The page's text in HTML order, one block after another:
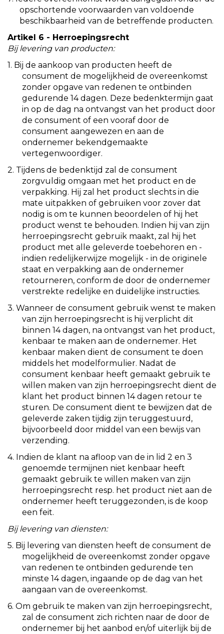
opschortende voorwaarden van voldoende
beschikbaarheid van de betreffende producten.
Artikel 6 - Herroepingsrecht
Bij levering van producten:
1. Bij de aankoop van producten heeft de
consument de mogelijkheid de overeenkomst
zonder opgave van redenen te ontbinden
gedurende 14 dagen. Deze bedenktermijn gaat
in op de dag na ontvangst van het product door
de consument of een vooraf door de
consument aangewezen en aan de
ondernemer bekendgemaakte
vertegenwoordiger.
2. Tijdens de bedenktijd zal de consument
zorgvuldig omgaan met het product en de
verpakking. Hij zal het product slechts in die
mate uitpakken of gebruiken voor zover dat
nodig is om te kunnen beoordelen of hij het
product wenst te behouden. Indien hij van zijn
herroepingsrecht gebruik maakt, zal hij het
product met alle geleverde toebehoren en -
indien redelijkerwijze mogelijk - in de originele
staat en verpakking aan de ondernemer
retourneren, conform de door de ondernemer
verstrekte redelijke en duidelijke instructies.
3. Wanneer de consument gebruik wenst te maken
van zijn herroepingsrecht is hij verplicht dit
binnen 14 dagen, na ontvangst van het product,
kenbaar te maken aan de ondernemer. Het
kenbaar maken dient de consument te doen
middels het modelformulier. Nadat de
consument kenbaar heeft gemaakt gebruik te
willen maken van zijn herroepingsrecht dient de
klant het product binnen 14 dagen retour te
sturen. De consument dient te bewijzen dat de
geleverde zaken tijdig zijn teruggestuurd,
bijvoorbeeld door middel van een bewijs van
verzending.
4. Indien de klant na afloop van de in lid 2 en 3
genoemde termijnen niet kenbaar heeft
gemaakt gebruik te willen maken van zijn
herroepingsrecht resp. het product niet aan de
ondernemer heeft teruggezonden, is de koop
een feit.
Bij levering van diensten:
5. Bij levering van diensten heeft de consument de
mogelijkheid de overeenkomst zonder opgave
van redenen te ontbinden gedurende ten
minste 14 dagen, ingaande op de dag van het
aangaan van de overeenkomst.
6. Om gebruik te maken van zijn herroepingsrecht,
zal de consument zich richten naar de door de
ondernemer bij het aanbod en/of uiterlijk bij de